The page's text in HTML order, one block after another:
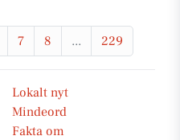
7 8 ... 229
Lokalt nyt
Mindeord
Fakta om